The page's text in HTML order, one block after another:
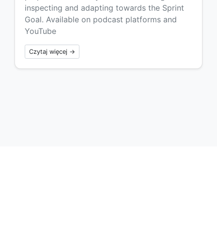
inspecting and adapting towards the Sprint
Goal. Available on podcast platforms and
YouTube
Czytaj więcej →